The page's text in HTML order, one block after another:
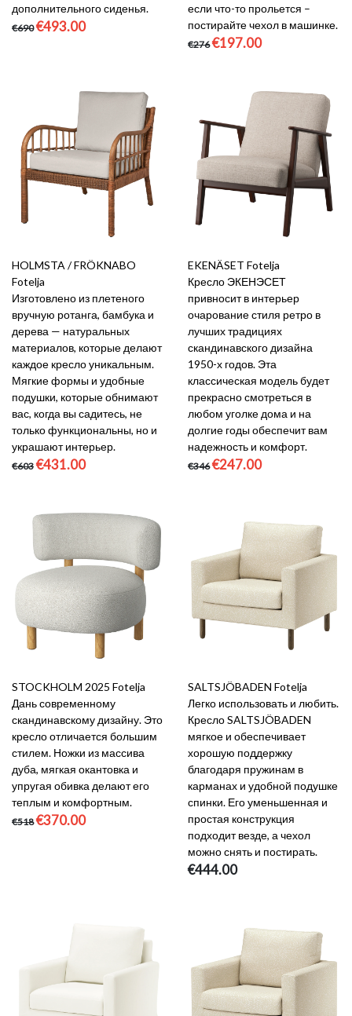
дополнительного сиденья.
€690 €493.00
если что-то прольется –
постирайте чехол в машинке.
€276 €197.00
HOLMSTA / FRÖKNABO
Fotelja
Изготовлено из плетеного
вручную ротанга, бамбука и
дерева — натуральных
материалов, которые делают
каждое кресло уникальным.
Мягкие формы и удобные
подушки, которые обнимают
вас, когда вы садитесь, не
только функциональны, но и
украшают интерьер.
€603 €431.00
EKENÄSET Fotelja
Кресло ЭКЕНЭСЕТ
привносит в интерьер
очарование стиля ретро в
лучших традициях
скандинавского дизайна
1950-х годов. Эта
классическая модель будет
прекрасно смотреться в
любом уголке дома и на
долгие годы обеспечит вам
надежность и комфорт.
€346 €247.00
STOCKHOLM 2025 Fotelja
Дань современному
скандинавскому дизайну. Это
кресло отличается большим
стилем. Ножки из массива
дуба, мягкая окантовка и
упругая обивка делают его
теплым и комфортным.
€518 €370.00
SALTSJÖBADEN Fotelja
Легко использовать и любить.
Кресло SALTSJÖBADEN
мягкое и обеспечивает
хорошую поддержку
благодаря пружинам в
карманах и удобной подушке
спинки. Его уменьшенная и
простая конструкция
подходит везде, а чехол
можно снять и постирать.
€444.00